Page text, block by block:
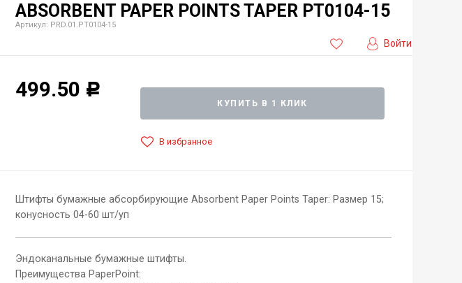
Войти
ABSORBENT PAPER POINTS TAPER PT0104-15
Артикул: PRD.01.РТ0104-15
499.50 Р
КУПИТЬ В 1 КЛИК
В избранное
Штифты бумажные абсорбирующие Absorbent Paper Points Taper: Размер 15;
конусность 04-60 шт/уп
Эндоканальные бумажные штифты.
Преимущества PaperPoint: